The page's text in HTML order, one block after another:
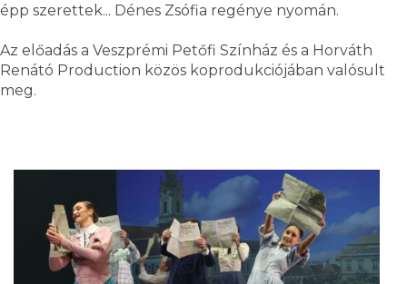
épp szerettek... Dénes Zsófia regénye nyomán.
Az előadás a Veszprémi Petőfi Színház és a Horváth
Renátó Production közös koprodukciójában valósult
meg.